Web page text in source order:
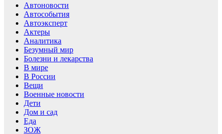
Автоновости
Автособытия
Автоэксперт
Актеры
Аналитика
Безумный мир
Болезни и лекарства
В мире
В России
Вещи
Военные новости
Дети
Дом и сад
Еда
ЗОЖ